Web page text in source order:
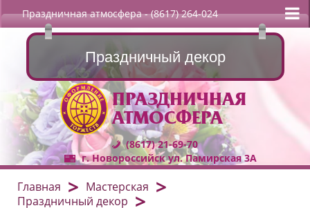
Праздничная атмосфера- (8617) 264-024
Праздничный декор
ПРАЗДНИЧНАЯ
АТМОСФЕРА
(8617) 21-69-70
г. Новороссийск ул. Памирская 3А
Главная
Мастерская
Праздничный декор